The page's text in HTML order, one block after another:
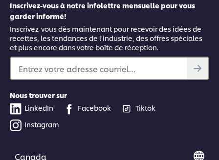
rapport idéal entre les légumes non amylacés et les féculents
et vous explique comment confectionner une vinaigrette
saine et préparer vos légumes.
This video player may use cookies or other
browser storage. If you agree to this please
Inscrivez-vous à notre infolettre mensuelle pour vous
garder informé!
Inscrivez-vous dès maintenant pour recevoir des idées de
recettes, les tendances de l'industrie, des offres spéciales
et plus encore dans votre boîte de réception.
Entrez votre adresse courriel…
Nous trouver sur
LinkedIn
Facebook
Tiktok
Instagram
Canada